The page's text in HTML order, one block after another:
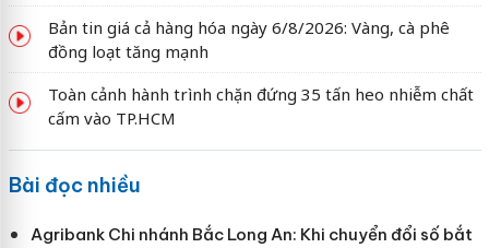
Bản tin giá cả hàng hóa ngày 6/8/2026: Vàng, cà phê
đồng loạt tăng mạnh
Toàn cảnh hành trình chặn đứng 35 tấn heo nhiễm chất
cấm vào TP.HCM
Bài đọc nhiều
Agribank Chi nhánh Bắc Long An: Khi chuyển đổi số bắt